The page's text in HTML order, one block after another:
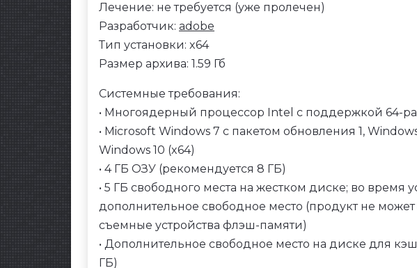
Лечение: не требуется (уже пролечен)
Разработчик: adobe
Тип установки: x64
Размер архива: 1.59 Гб
Системные требования:
• Многоядерный процессор Intel с поддержкой 64-
• Microsoft Windows 7 с пакетом обновления 1,
Windows 10 (x64)
• 4 ГБ ОЗУ (рекомендуется 8 ГБ)
• 5 ГБ свободного места на жестком диске; во время
дополнительное свободное место (продукт не может
съемные устройства флэш-памяти)
• Дополнительное свободное место на диске для
ГБ)